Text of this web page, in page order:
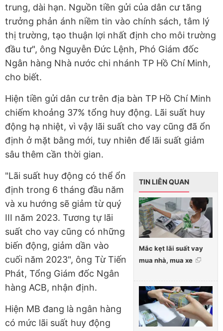
trung, dài hạn. Nguồn tiền gửi của dân cư tăng
trưởng phản ánh niềm tin vào chính sách, tâm lý
thị trường, tạo thuận lợi nhất định cho môi trường
đầu tư", ông Nguyễn Đức Lệnh, Phó Giám đốc
Ngân hàng Nhà nước chi nhánh TP Hồ Chí Minh,
cho biết.
Hiện tiền gửi dân cư trên địa bàn TP Hồ Chí Minh
chiếm khoảng 37% tổng huy động. Lãi suất huy
động hạ nhiệt, vì vậy lãi suất cho vay cũng đã ổn
định ở mặt bằng mới, tuy nhiên để lãi suất giảm
sâu thêm cần thời gian.
TIN LIÊN QUAN
Mắc kẹt lãi suất vay
mua nhà, mua xe
"Lãi suất huy động có thể ổn
định trong 6 tháng đầu năm
và xu hướng sẽ giảm từ quý
III năm 2023. Tương tự lãi
suất cho vay cũng có những
biến động, giảm dần vào
cuối năm 2023", ông Từ Tiến
Phát, Tổng Giám đốc Ngân
hàng ACB, nhận định.
Hiện MB đang là ngân hàng
có mức lãi suất huy động